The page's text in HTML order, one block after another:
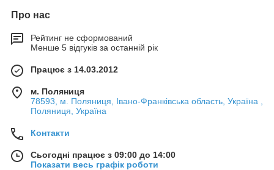
Про нас
Рейтинг не сформований
Менше 5 відгуків за останній рік
Працює з 14.03.2012
м. Поляниця
78593, м. Поляниця, Івано-Франківська область, Україна ,
Поляниця, Україна
Контакти
Сьогодні працює з 09:00 до 14:00
Показати весь графік роботи